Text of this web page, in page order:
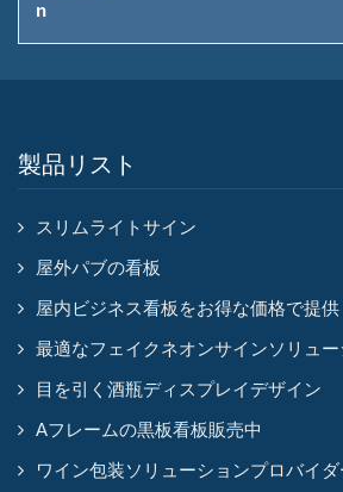
製品リスト
スリムライトサイン
屋外パブの看板
屋内ビジネス看板をお得な価格で提供
最適なフェイクネオンサインソリュー
目を引く酒瓶ディスプレイデザイン
Aフレームの黒板看板販売中
ワイン包装ソリューションプロバイダ